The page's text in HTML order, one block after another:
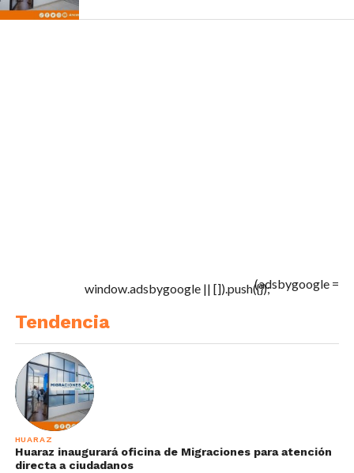
(adsbygoogle =
window.adsbygoogle || []).push({});
Tendencia
HUARAZ
Huaraz inaugurará oficina de Migraciones para atención
directa a ciudadanos